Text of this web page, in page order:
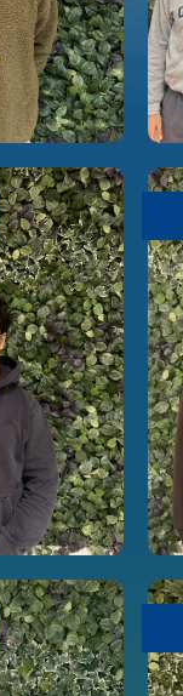
cœur de